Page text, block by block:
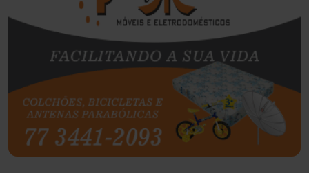
Boquira
Botuporã (72)
Brasil (7680)
Brumado (31958)